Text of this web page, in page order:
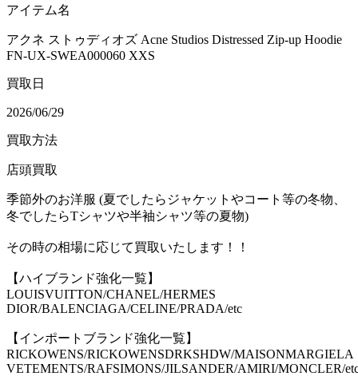
アイテム名
アクネ ストゥディオズ Acne Studios Distressed Zip-up Hoodie
FN-UX-SWEA000060 XXS
買取日
2026/06/29
買取方法
店頭買取
季節外のお洋服 (夏でしたらジャケットやコート等の冬物、
冬でしたらTシャツや半袖シャツ等の夏物)
その時の相場に応じて買取いたします！！
【ハイブランド強化一覧】
LOUISVUITTON/CHANEL/HERMES
DIOR/BALENCIAGA/CELINE/PRADA/etc
【インポートブランド強化一覧】
RICKOWENS/RICKOWENSDRKSHDW/MAISONMARGIELA
VETEMENTS/RAFSIMONS/JILSANDER/AMIRI/MONCLER/